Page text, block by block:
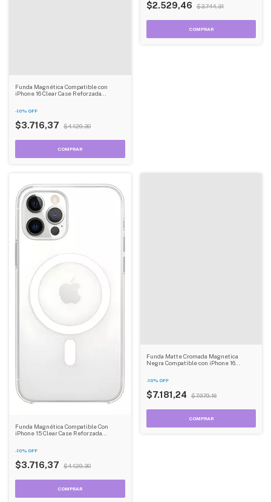
Funda Magnética Compatible con
iPhone 16 Clear Case Reforzada
-10% OFF
$3.716,37 $4.129,30
$2.529,46 $3.744,31
Funda Magnética Compatible Con
iPhone 15 Clear Case Reforzada
-10% OFF
$3.716,37 $4.129,30
Funda Matte Cromada Magnetica
Negra Compatible con iPhone 16
-10% OFF
$7.181,24 $7.979,16